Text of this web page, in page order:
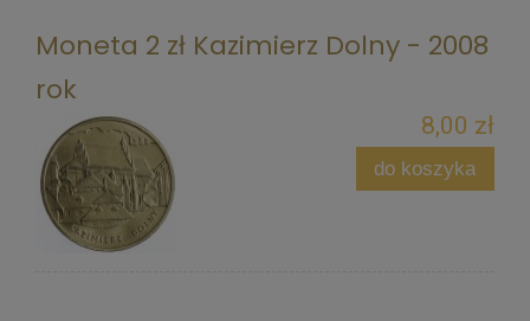
Moneta 2 zł Kazimierz Dolny - 2008
rok
8,00 zł
do koszyka